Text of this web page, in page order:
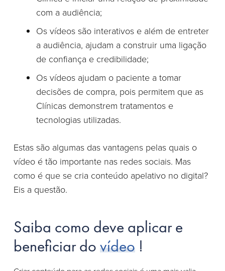
com a audiência;
Os vídeos são interativos e além de entreter
a audiência, ajudam a construir uma ligação
de confiança e credibilidade;
Os vídeos ajudam o paciente a tomar
decisões de compra, pois permitem que as
Clínicas demonstrem tratamentos e
tecnologias utilizadas.
Estas são algumas das vantagens pelas quais o
vídeo é tão importante nas redes sociais. Mas
como é que se cria conteúdo apelativo no digital?
Eis a questão.
Saiba como deve aplicar e
beneficiar dovídeo !